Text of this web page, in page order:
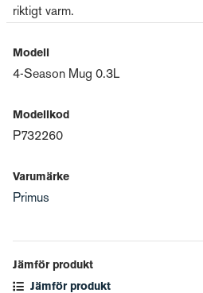
riktigt varm.
Modell
4-Season Mug 0.3L
Modellkod
P732260
Varumärke
Primus
Jämför produkt
Jämför produkt